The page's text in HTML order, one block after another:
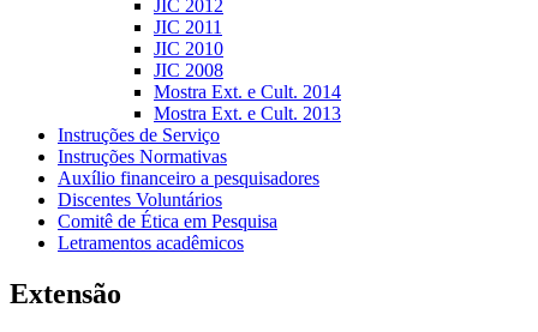
JIC 2012
JIC 2011
JIC 2010
JIC 2008
Mostra Ext. e Cult. 2014
Mostra Ext. e Cult. 2013
Instruções de Serviço
Instruções Normativas
Auxílio financeiro a pesquisadores
Discentes Voluntários
Comitê de Ética em Pesquisa
Letramentos acadêmicos
Extensão